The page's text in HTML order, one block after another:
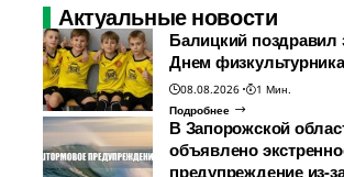
Актуальные новости
Балицкий поздравил
Днем физкультурника
08.08.2026
1 Мин.
Подробнее
В Запорожской
объявлено
предупреждение из-